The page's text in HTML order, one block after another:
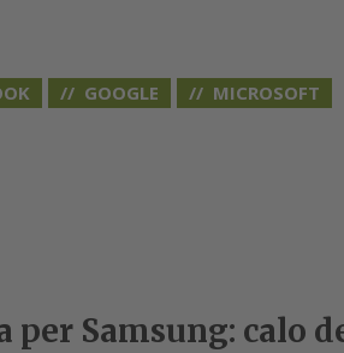
GOOGLE MICROSOFT
Samsung: calo